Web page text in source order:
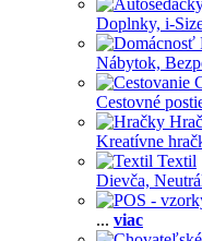
Doplnky, i-
Nábytok,
Cestovné
Kreatívne
Textil
Dievča,
... viac